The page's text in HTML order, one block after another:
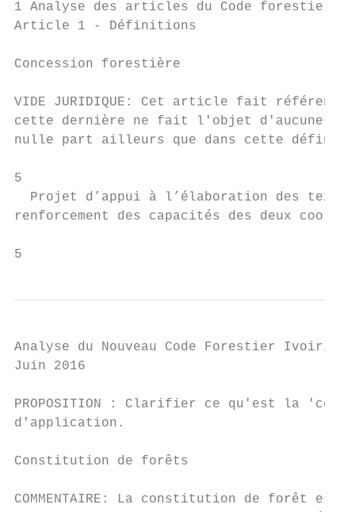
1 Analyse des articles du Code forestier
Article 1 - Définitions
Concession forestière
VIDE JURIDIQUE: Cet article fait
cette dernière ne fait l'objet d'aucune
nulle part ailleurs que dans cette
5
Projet d’appui à l’élaboration des
renforcement des capacités des deux
5
Analyse du Nouveau Code Forestier Ivoirien
Juin 2016
PROPOSITION : Clarifier ce qu'est la
d'application.
Constitution de forêts
COMMENTAIRE: La constitution de forêt